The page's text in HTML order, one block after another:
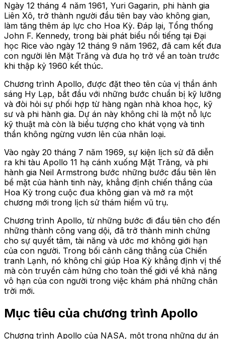
Ngày 12 tháng 4 năm 1961, Yuri Gagarin, phi hành gia
Liên Xô, trở thành người đầu tiên bay vào không gian,
làm tăng thêm áp lực cho Hoa Kỳ. Đáp lại, Tổng thống
John F. Kennedy, trong bài phát biểu nổi tiếng tại Đại
học Rice vào ngày 12 tháng 9 năm 1962, đã cam kết đưa
con người lên Mặt Trăng và đưa họ trở về an toàn trước
khi thập kỷ 1960 kết thúc.
Chương trình Apollo, được đặt theo tên của vị thần ánh
sáng Hy Lạp, bắt đầu với những bước chuẩn bị kỹ lưỡng
và đòi hỏi sự phối hợp từ hàng ngàn nhà khoa học, kỹ
sư và phi hành gia. Dự án này không chỉ là một nỗ lực
kỹ thuật mà còn là biểu tượng cho khát vọng và tinh
thần không ngừng vươn lên của nhân loại.
Vào ngày 20 tháng 7 năm 1969, sự kiện lịch sử đã diễn
ra khi tàu Apollo 11 hạ cánh xuống Mặt Trăng, và phi
hành gia Neil Armstrong bước những bước đầu tiên lên
bề mặt của hành tinh này, khẳng định chiến thắng của
Hoa Kỳ trong cuộc đua không gian và mở ra một
chương mới trong lịch sử thám hiểm vũ trụ.
Chương trình Apollo, từ những bước đi đầu tiên cho đến
những thành công vang dội, đã trở thành minh chứng
cho sự quyết tâm, tài năng và ước mơ không giới hạn
của con người. Trong bối cảnh căng thẳng của Chiến
tranh Lạnh, nó không chỉ giúp Hoa Kỳ khẳng định vị thế
mà còn truyền cảm hứng cho toàn thế giới về khả năng
vô hạn của con người trong việc khám phá những chân
trời mới.
Mục tiêu của chương trình Apollo
Chương trình Apollo của NASA, một trong những dự án